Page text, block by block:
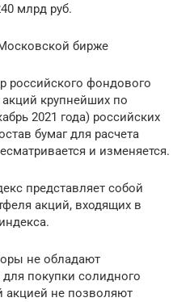
млрд руб.
бирже
российского фондового
крупнейших по
2021 года) российских
бумаг для расчета
и изменяется.
представляет собой
акций, входящих в
не обладают
покупки солидного
акцией не позволяют